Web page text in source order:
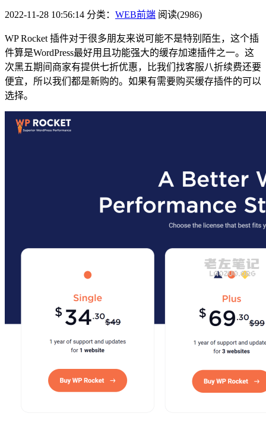
2022-11-28 10:56:14 分类： WEB前端 阅读(2986)
WP Rocket 插件对于很多朋友来说可能不是特别陌生，这个插
件算是WordPress最好用且功能强大的缓存加速插件之一。这
次黑五期间商家有提供七折优惠，比我们找客服八折续费还要
便宜，所以我们都是新购的。如果有需要购买缓存插件的可以
选择。